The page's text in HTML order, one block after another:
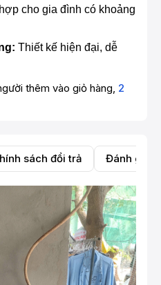
cho gia đình có khoảng
Thiết kế hiện đại, dễ
thêm vào giỏ hàng, 2
sách đổi trả Đánh giá